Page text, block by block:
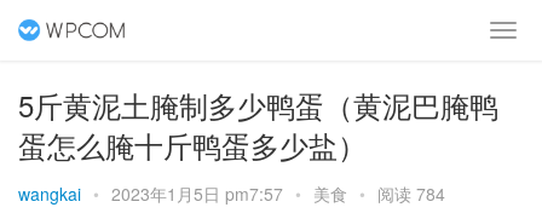
5斤黄泥土腌制多少鸭蛋（黄泥巴腌鸭
蛋怎么腌十斤鸭蛋多少盐）
wangkai • 2023年1月5日 pm7:57 • 美食 • 阅读 784